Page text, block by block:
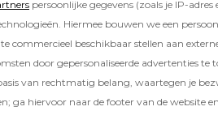
persoonlijke gegevens (zoals je IP-adres
Hiermee bouwen we een
commercieel beschikbaar stellen aan
door gepersonaliseerde advertenties te
van rechtmatig belang, waartegen je
ga hiervoor naar de footer van de website
om de wereld waarin
Nou, toch wel iets,